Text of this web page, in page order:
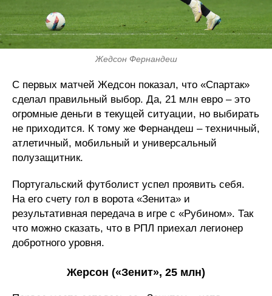
Жедсон Фернандеш
С первых матчей Жедсон показал, что «Спартак»
сделал правильный выбор. Да, 21 млн евро – это
огромные деньги в текущей ситуации, но выбирать
не приходится. К тому же Фернандеш – техничный,
атлетичный, мобильный и универсальный
полузащитник.
Португальский футболист успел проявить себя.
На его счету гол в ворота «Зенита» и
результативная передача в игре с «Рубином». Так
что можно сказать, что в РПЛ приехал легионер
добротного уровня.
Жерсон («Зенит», 25 млн)